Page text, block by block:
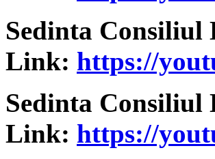
Sedinta Consiliul
Link: https://
Sedinta Consiliul
Link: https://